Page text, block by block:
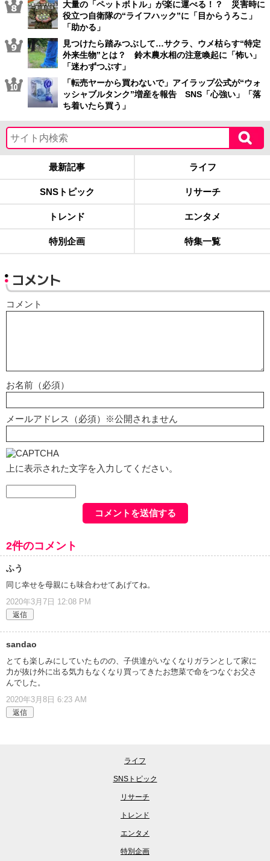
大量の「ペットボトル」が楽に運べる！？ 災害時に
役立つ自衛隊の“ライフハック”に「目からうろこ」
「助かる」
見つけたら踏みつぶして…サクラ、ウメ枯らす“特定
外来生物”とは？ 鈴木農水相の注意喚起に「怖い」
「迷わずつぶす」
「転売ヤーから買わないで」アイラップ公式が“ウォ
ッシャブルタンク”増産を報告 SNS「心強い」「落
ち着いたら買う」
最新記事 ライフ
SNSトピック リサーチ
トレンド エンタメ
特別企画 特集一覧
コメント
コメント
お名前（必須）
メールアドレス（必須）※公開されません
上に表示された文字を入力してください。
2件のコメント
ふう
同じ幸せを母親にも味合わせてあげてね。
2020年3月7日 12:08 PM
返信
sandao
とても楽しみにしていたものの、子供達がいなくなりガランとして家に
力が抜け外に出る気力もなくなり買ってきたお惣菜で命をつなぐお父さ
んでした。
2020年3月8日 6:23 AM
返信
ライフ
SNSトピック
リサーチ
トレンド
エンタメ
特別企画